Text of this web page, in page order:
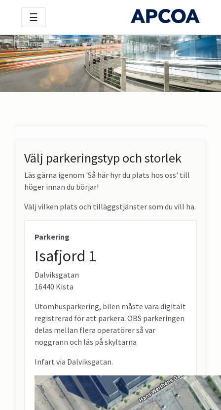
☰
Välj parkeringstyp och storlek
Läs gärna igenom 'Så här hyr du plats hos oss' till
höger innan du börjar!
Välj vilken plats och tilläggstjänster som du vill ha.
Parkering
Isafjord 1
Dalviksgatan
16440 Kista
Utomhusparkering, bilen måste vara digitalt
registrerad för att parkera. OBS parkeringen
delas mellan flera operatörer så var
noggrann och läs på skyltarna
Infart via Dalviksgatan.